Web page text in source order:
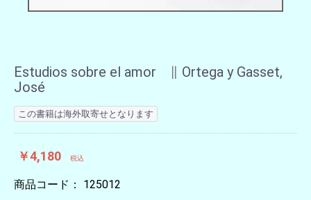
Estudios sobre el amor ∥ Ortega y Gasset,
José
この書籍は海外取寄せとなります
￥4,180 税込
商品コード： 125012